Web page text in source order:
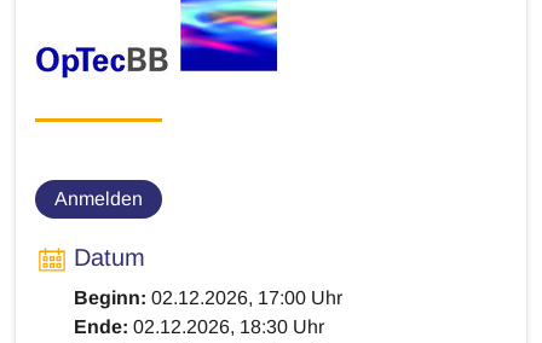
Anmelden
Datum
Beginn: 02.12.2026, 17:00 Uhr
Ende: 02.12.2026, 18:30 Uhr